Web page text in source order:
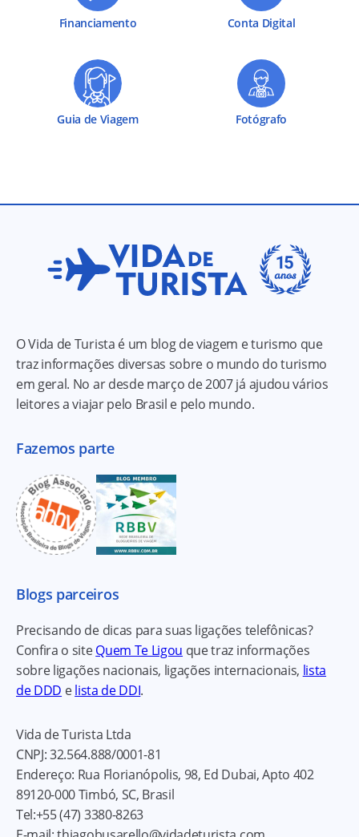
Financiamento Conta Digital
Guia de Viagem Fotógrafo
O Vida de Turista é um blog de viagem e turismo que
traz informações diversas sobre o mundo do turismo
em geral. No ar desde março de 2007 já ajudou vários
leitores a viajar pelo Brasil e pelo mundo.
Fazemos parte
Blogs parceiros
Precisando de dicas para suas ligações telefônicas?
Confira o siteQuem Te Ligou que traz informações
sobre ligações nacionais, ligações internacionais, lista
de DDD elista de DDI.
Vida de Turista Ltda
CNPJ:32.564.888/0001-81
Endereço: Rua Florianópolis, 98, Ed Dubai, Apto 402
89120-000Timbó, SC, Brasil
Tel:+55 (47) 3380-8263